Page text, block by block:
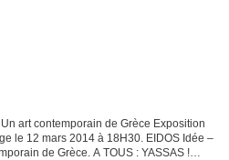
art contemporain de Grèce Exposition
le 12 mars 2014 à 18H30. EIDOS Idée –
de Grèce. A TOUS : YASSAS !